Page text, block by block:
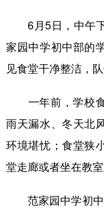
6月5日，中午下
家园中学初中部的
见食堂干净整洁，队
一年前，学校食
雨天漏水、冬天北
环境堪忧；食堂狭
堂走廊或者坐在教室
范家园中学初中